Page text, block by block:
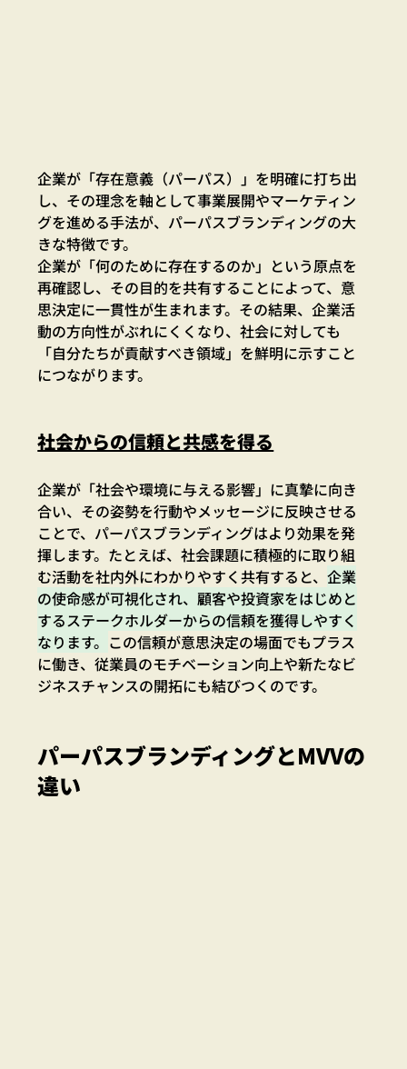
企業が「存在意義（パーパス）」を明確に打ち出
し、その理念を軸として事業展開やマーケティン
グを進める手法が、パーパスブランディングの大
きな特徴です。
企業が「何のために存在するのか」という原点を
再確認し、その目的を共有することによって、意
思決定に一貫性が生まれます。その結果、企業活
動の方向性がぶれにくくなり、社会に対しても
「自分たちが貢献すべき領域」を鮮明に示すこと
につながります。
社会からの信頼と共感を得る
企業が「社会や環境に与える影響」に真摯に向き
合い、その姿勢を行動やメッセージに反映させる
ことで、パーパスブランディングはより効果を発
揮します。たとえば、社会課題に積極的に取り組
む活動を社内外にわかりやすく共有すると、企業
の使命感が可視化され、顧客や投資家をはじめと
するステークホルダーからの信頼を獲得しやすく
なります。 この信頼が意思決定の場面でもプラス
に働き、従業員のモチベーション向上や新たなビ
ジネスチャンスの開拓にも結びつくのです。
パーパスブランディングとMVVの
違い